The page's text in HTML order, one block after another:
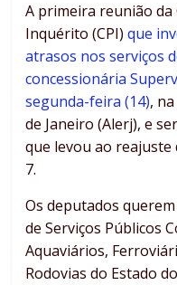
A primeira reunião
Inquérito (CPI)que
atrasos nos serviços
concessionária
segunda-feira (14),
de Janeiro (Alerj), e
que levou ao reajuste
7.
Os deputados
de Serviços Públicos
Aquaviários,
Rodovias do Estado